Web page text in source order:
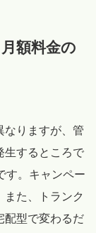
額料金の
なりますが、管
生するところで
す。キャンペー
また、トランク
配型で変わるだ